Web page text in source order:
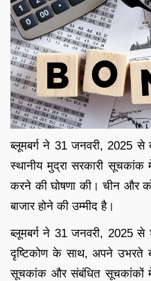
ब्लूमबर्ग ने 31 जनवरी, 2025 से
स्थानीय मुद्रा सरकारी
करने की घोषणा की। चीन और
बाजार होने की उम्मीद है।
ब्लूमबर्ग ने 31 जनवरी, 2025 से
दृष्टिकोण के साथ, अपने उभरते
सूचकांक और संबंधित सूचकांकों में